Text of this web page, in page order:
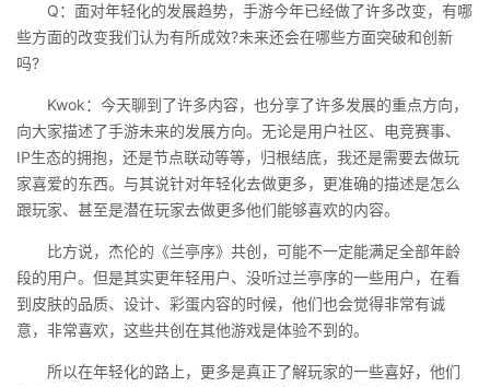
Q：面对年轻化的发展趋势，手游今年已经做了许多改变，有哪
些方面的改变我们认为有所成效?未来还会在哪些方面突破和创新
吗?
Kwok：今天聊到了许多内容，也分享了许多发展的重点方向，
向大家描述了手游未来的发展方向。无论是用户社区、电竞赛事、
IP生态的拥抱，还是节点联动等等，归根结底，我还是需要去做玩
家喜爱的东西。与其说针对年轻化去做更多，更准确的描述是怎么
跟玩家、甚至是潜在玩家去做更多他们能够喜欢的内容。
比方说，杰伦的《兰亭序》共创，可能不一定能满足全部年龄
段的用户。但是其实更年轻用户、没听过兰亭序的一些用户，在看
到皮肤的品质、设计、彩蛋内容的时候，他们也会觉得非常有诚
意，非常喜欢，这些共创在其他游戏是体验不到的。
所以在年轻化的路上，更多是真正了解玩家的一些喜好，他们